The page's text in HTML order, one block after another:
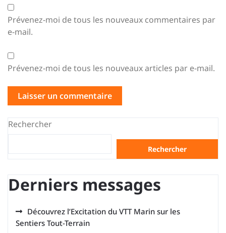
Prévenez-moi de tous les nouveaux commentaires par
e-mail.
Prévenez-moi de tous les nouveaux articles par e-mail.
Rechercher
Rechercher
Derniers messages
Découvrez l’Excitation du VTT Marin sur les
Sentiers Tout-Terrain